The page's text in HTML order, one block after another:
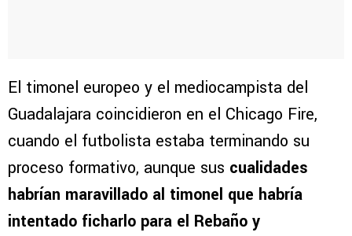
El timonel europeo y el mediocampista del
Guadalajara coincidieron en el Chicago Fire,
cuando el futbolista estaba terminando su
proceso formativo, aunque sus cualidades
habrían maravillado al timonel que habría
intentado ficharlo para el Rebaño y